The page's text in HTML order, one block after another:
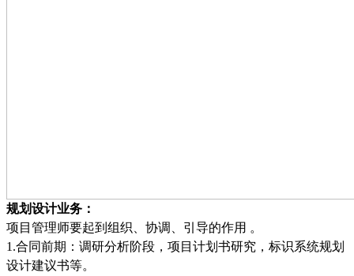
规划设计业务：
项目管理师要起到组织、协调、引导的作用 。
1.合同前期：调研分析阶段，项目计划书研究，标识系统规划
设计建议书等。